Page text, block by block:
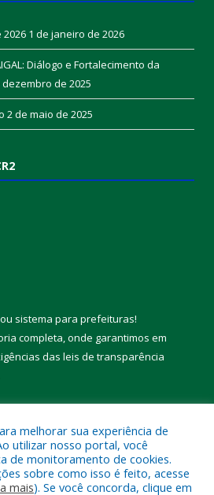
1 de janeiro de 2026
Diálogo e Fortalecimento da
dezembro de 2025
2 de maio de 2025
ou sistema para prefeituras!
completa, onde garantimos em
das leis de transparência
melhorar sua experiência de
utilizar nosso portal, você
de monitoramento de cookies.
sobre como isso é feito, acesse
mais). Se você concorda, clique em